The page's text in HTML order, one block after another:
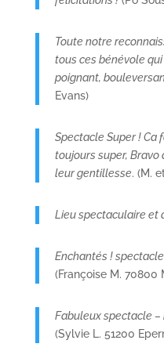
Toute notre
tous ces bénévole
poignant,
Evans)
Spectacle Super ! Ca
toujours super,
leur gentillesse. (M.
Lieu spectaculaire et
Enchantés !
(Françoise M. 70800
Fabuleux spectacle –
(Sylvie L. 51200